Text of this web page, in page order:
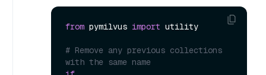
from pymilvus import utility
# Remove any previous collections
with the same name